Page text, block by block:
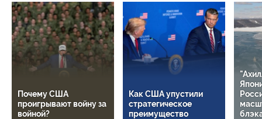
Почему США
проигрывают войну за
войной?
Как США упустили
стратегическое
преимущество